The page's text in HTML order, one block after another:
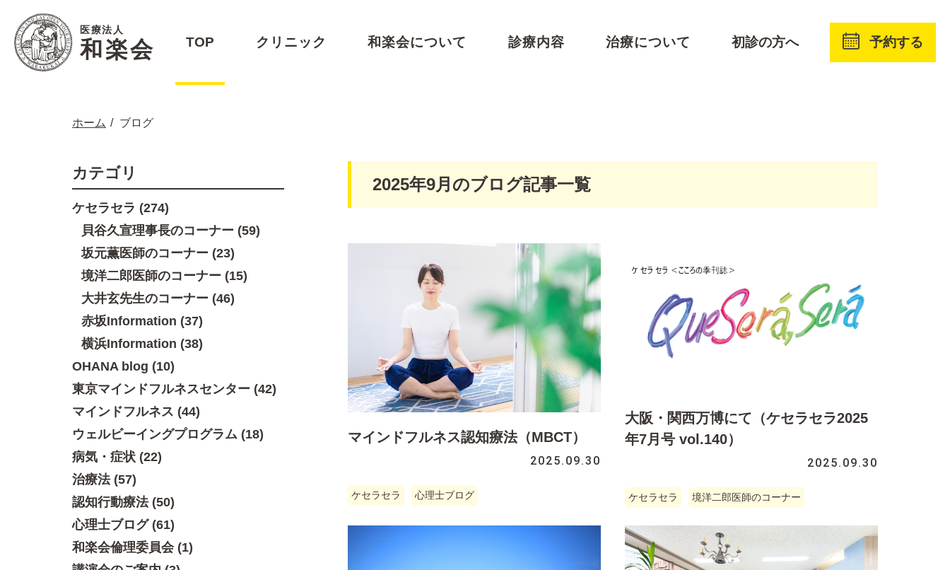
医療法人
和楽会 TOP クリニック 和楽会について 診療内容 治療について 初診の方へ 予約する
ホーム ブログ
2025年9月のブログ記事一覧
マインドフルネス認知療法（MBCT）
2025.09.30
ケセラセラ 心理士ブログ
大阪・関西万博にて（ケセラセラ2025
年7月号 vol.140）
2025.09.30
ケセラセラ 境洋二郎医師のコーナー
カテゴリ
ケセラセラ (274)
貝谷久宣理事長のコーナー (59)
坂元薫医師のコーナー (23)
境洋二郎医師のコーナー (15)
大井玄先生のコーナー (46)
赤坂Information (37)
横浜Information (38)
OHANA blog (10)
東京マインドフルネスセンター (42)
マインドフルネス (44)
ウェルビーイングプログラム (18)
病気・症状 (22)
治療法 (57)
認知行動療法 (50)
心理士ブログ (61)
和楽会倫理委員会 (1)